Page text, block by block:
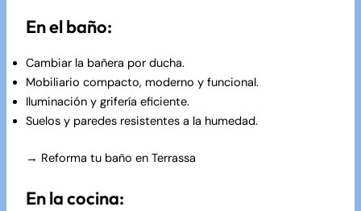
En el baño:
Cambiar la bañera por ducha.
Mobiliario compacto, moderno y funcional.
Iluminación y grifería eficiente.
Suelos y paredes resistentes a la humedad.
→ Reforma tu baño en Terrassa
En la cocina: